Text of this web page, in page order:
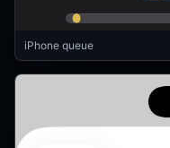
iPhone queue